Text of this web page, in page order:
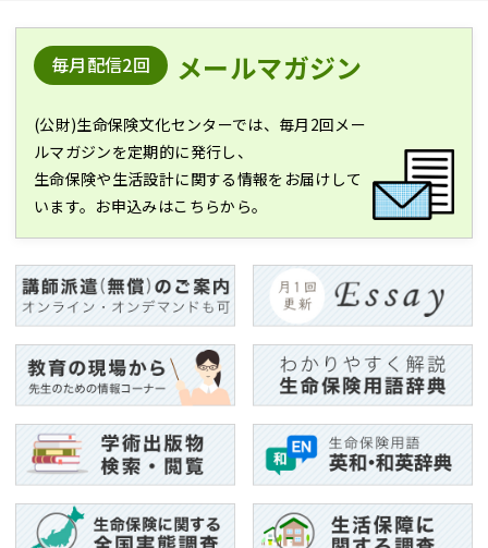
毎月配信2回 メールマガジン
(公財)生命保険文化センターでは、毎月2回メー
ルマガジンを定期的に発行し、
生命保険や生活設計に関する情報をお届けして
います。お申込みはこちらから。